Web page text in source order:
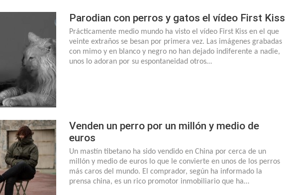
Parodian con perros y gatos el vídeo First Kiss
Prácticamente medio mundo ha visto el vídeo First Kiss en el que
veinte extraños se besan por primera vez. Las imágenes grabadas
con mimo y en blanco y negro no han dejado indiferente a nadie,
unos lo adoran por su espontaneidad otros…
Venden un perro por un millón y medio de
euros
Un mastín tibetano ha sido vendido en China por cerca de un
millón y medio de euros lo que le convierte en unos de los perros
más caros del mundo. El comprador, según ha informado la
prensa china, es un rico promotor inmobiliario que ha…